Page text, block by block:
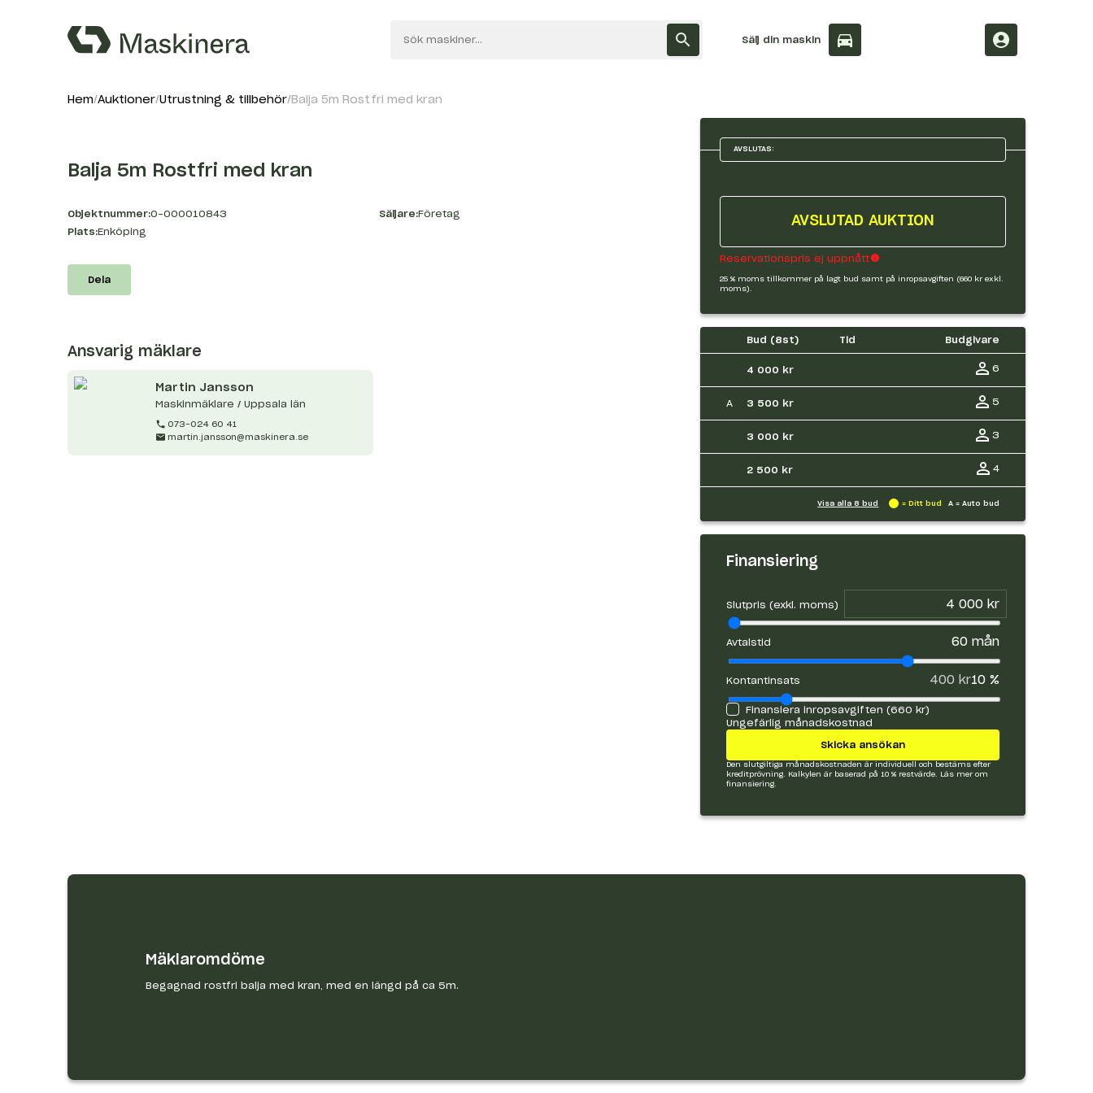
Sälj din maskin
Hem Auktioner Utrustning & tillbehör Balja 5m Rostfri med kran
AVSLUTAS:
AVSLUTAD AUKTION
Reservationspris ej uppnått
25 % moms tillkommer på lagt bud samt på inropsavgiften (660 kr exkl.
moms).
Bud (8st) Tid Budgivare
4 000 kr 6
A 3 500 kr 5
3 000 kr 3
2 500 kr 4
Visa alla 8 bud = Ditt bud A = Auto bud
Finansiering
Slutpris (exkl. moms)
Avtalstid 60mån
Kontantinsats 400 kr10%
Finansiera inropsavgiften (660 kr)
Ungefärlig månadskostnad
Skicka ansökan
Den slutgiltiga månadskostnaden är individuell och bestäms efter
kreditprövning. Kalkylen är baserad på 10 % restvärde.
Läs mer om
finansiering.
Balja 5m Rostfri med kran
Objektnummer:O-000010843 Säljare:Företag
Plats:Enköping
Dela
Ansvarig mäklare
Martin Jansson
Maskinmäklare / Uppsala län
073-024 60 41
martin.jansson@maskinera.se
Mäklaromdöme
Begagnad rostfri balja med kran, med en längd på ca 5m.